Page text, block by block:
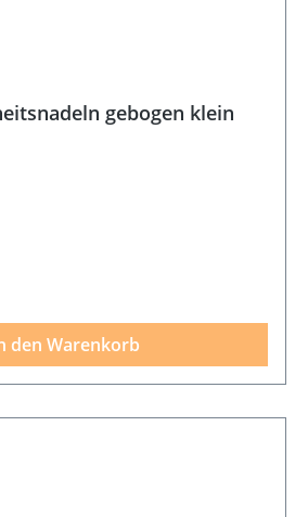
gebogen klein
den Warenkorb